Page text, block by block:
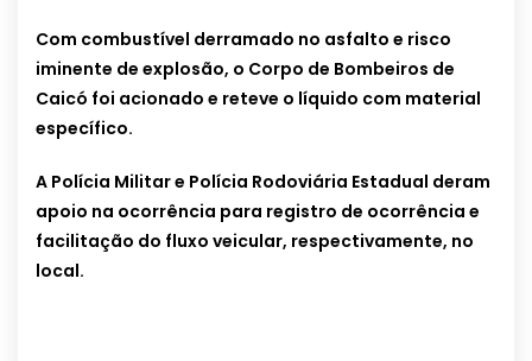
Com combustível derramado no asfalto e risco
iminente de explosão, o Corpo de Bombeiros de
Caicó foi acionado e reteve o líquido com material
específico.
A Polícia Militar e Polícia Rodoviária Estadual deram
apoio na ocorrência para registro de ocorrência e
facilitação do fluxo veicular, respectivamente, no
local.